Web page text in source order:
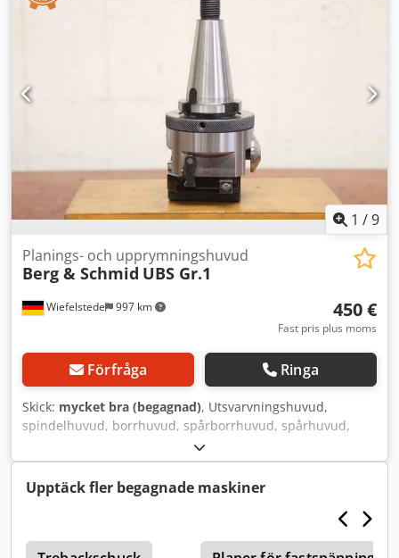
1 /9
Wiefelstede 997 km
Planings- och upprymningshuvud
Berg & Schmid UBS Gr.1
450 €
Fast pris plus moms
Förfråga Ringa
Skick: mycket bra (begagnad), Utsvarvningshuvud,
spindelhuvud, borrhuvud, spårborrhuvud, spårhuvud,
spindelborrhuvud, urtragningshuvud, universalborrhuvud,
utsvarvningsverktyg, planhuvud Dedpfx Acerzvwwsgowa -
Tillverkare: Schmid, plan- och utsvarvningshuvud -Typ:
UBS Gr.1 -Spindelupptagning: SK40 -
Inställningsnoggrannhet: 0,02 och 0,01 mm -Tillbehör: se
bilder -Mått på koffert: 240/125/H100 mm -Total vikt: 4,0 kg
Upptäck fler begagnade maskiner